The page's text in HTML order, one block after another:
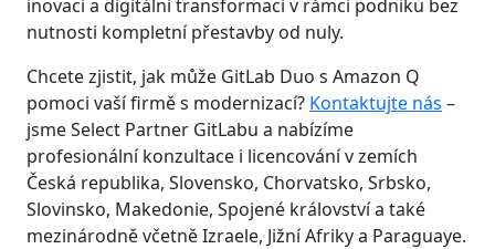
inovaci a digitální transformaci v rámci podniku bez
nutnosti kompletní přestavby od nuly.
Chcete zjistit, jak může GitLab Duo s Amazon Q
pomoci vaší firmě s modernizací? Kontaktujte nás –
jsme Select Partner GitLabu a nabízíme
profesionální konzultace i licencování v zemích
Česká republika, Slovensko, Chorvatsko, Srbsko,
Slovinsko, Makedonie, Spojené království a také
mezinárodně včetně Izraele, Jižní Afriky a Paraguaye.